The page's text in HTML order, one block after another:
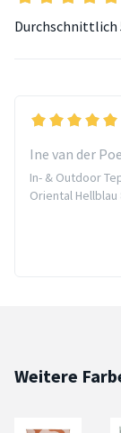
Durchschnittlich
Ine van der
In- & Outdoor
Oriental Hellblau
Weitere